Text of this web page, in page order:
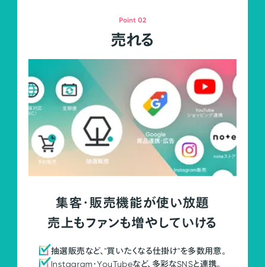
Point 02
売れる
集客・販売機能が使い放題
売上もファンも増やしていける
抽選販売など、"買いたくなる仕掛け"を多数用意。
Instagram・YouTubeなど、多彩なSNSと連携。